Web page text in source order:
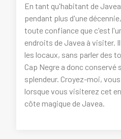
En tant qu'habitant de
pendant plus d'une
toute confiance que c'est
endroits de Javea à visiter.
les locaux, sans parler des
Cap Negre a donc conservé
splendeur. Croyez-moi,
lorsque vous visiterez cet
côte magique de Javea.